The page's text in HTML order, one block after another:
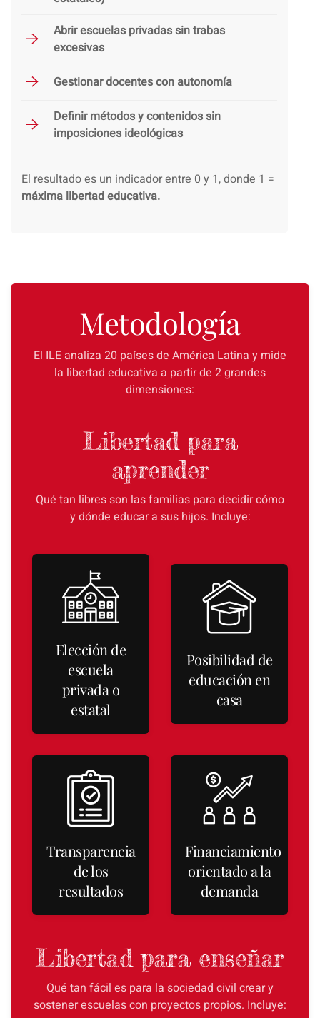
Abrir escuelas privadas sin trabas
excesivas
Gestionar docentes con autonomía
Definir métodos y contenidos sin
imposiciones ideológicas
El resultado es un indicador entre 0 y 1, donde 1 =
máxima libertad educativa.
Metodología
El ILE analiza 20 países de América Latina y mide
la libertad educativa a partir de 2 grandes
dimensiones:
Libertad para
aprender
Qué tan libres son las familias para decidir cómo
y dónde educar a sus hijos. Incluye:
Elección de
escuela
privada o
estatal
Posibilidad de
educación en
casa
Transparencia
de los
resultados
Financiamiento
orientado a la
demanda
Libertad para enseñar
Qué tan fácil es para la sociedad civil crear y
sostener escuelas con proyectos propios. Incluye: